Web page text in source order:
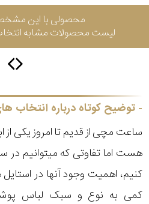
محصولی با این
لیست محصولات مشابه
توضیح کوتاه درباره انتخاب
ساعت مچی از قدیم تا امروز یکی
هست اما تفاوتی که میتوانیم
کنیم، اهمیت وجود آنها در
کمی به نوع و سبک لباس
سیکو
سیتیزن
اورینت
پیلار